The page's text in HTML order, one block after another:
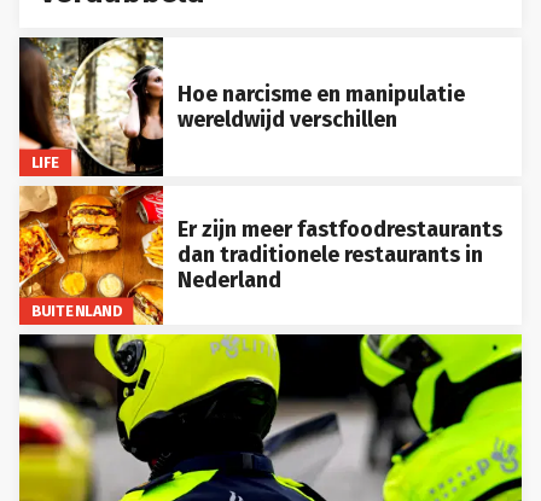
LIFE
Hoe narcisme en manipulatie
wereldwijd verschillen
BUITENLAND
Er zijn meer fastfoodrestaurants
dan traditionele restaurants in
Nederland